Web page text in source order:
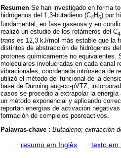
Resumen Se han investigado en forma
hidrógenos del 1,3-butadieno (C4H6) por
fundamental, en fase gaseosa y en
realizó un estudio de los rotámeros del C4
trans es 12,3 kJ/mol más estable que la
distintos de abstracción de hidrógenos
protones químicamente no equivalentes.
moleculares involucradas en cada canal
vibracionales, coordenada intrínseca de
utilizó el método del funcional de la
base de Dunning aug-cc-pVTZ,
casos se procedió a extrapolar la
un método exponencial y aplicando
reportan energías de activación
formación de complejos posreactivos.
Palavras-chave : Butadieno; extracción
· resumo em Inglês · texto em